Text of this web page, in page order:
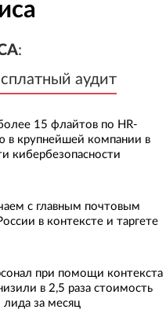
:
аудит
лидов, бесплатный
15 флайтов по HR-
в крупнейшей компании в
кибербезопасности
с главным почтовым
в контексте и таргете
при помощи контекста
в 2,5 раза стоимость
лида за месяц